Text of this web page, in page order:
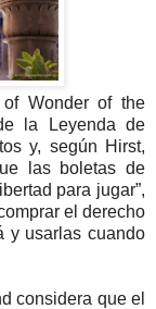
Wonder of the
la Leyenda de
y, según Hirst,
las boletas de
para jugar”,
el derecho
y usarlas cuando
considera que el